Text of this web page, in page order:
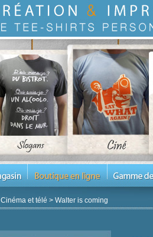
Cinéma et télé > Walter is coming